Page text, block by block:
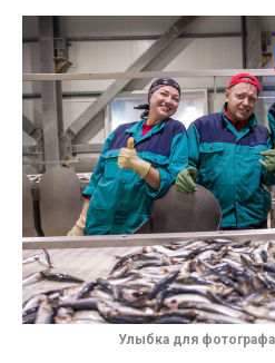
Улыбка для